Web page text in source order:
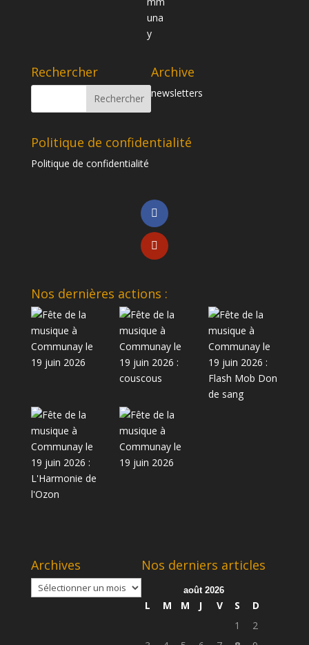
Rechercher Archive
newsletters
Politique de confidentialité
Politique de confidentialité
Nos dernières actions :
Archives
Archives
Nos derniers articles
août 2026
L M M J V S
D
1
2